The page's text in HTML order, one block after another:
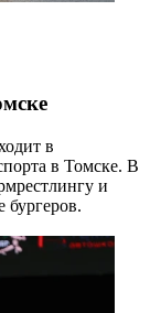
в
в Томске. В
и
бургеров.